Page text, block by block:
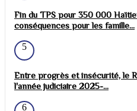
Fin du TPS pour 350 000
conséquences pour les famille...
5
Entre progrès et insécurité, le
l'année judiciaire 2025-...
6